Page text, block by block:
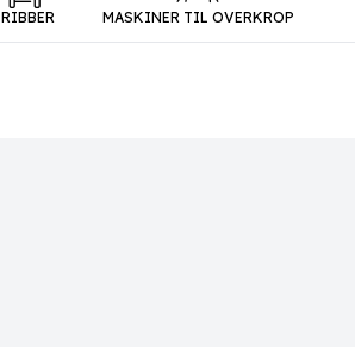
RIBBER MASKINER TIL OVERKROP